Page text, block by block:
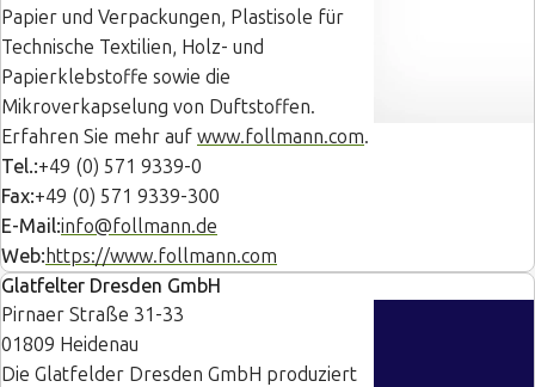
Papier und Verpackungen, Plastisole für
Technische Textilien, Holz- und
Papierklebstoffe sowie die
Mikroverkapselung von Duftstoffen.
Erfahren Sie mehr auf www.follmann.com.
Tel.:+49 (0) 571 9339-0
Fax:+49 (0) 571 9339-300
E-Mail:info@follmann.de
Web: https://www.follmann.com
Glatfelter Dresden GmbH
Pirnaer Straße 31-33
01809 Heidenau
Die Glatfelder Dresden GmbH produziert